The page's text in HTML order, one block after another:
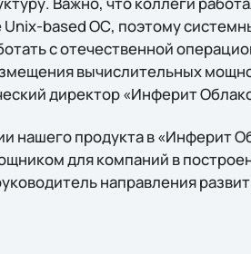
based ОС, поэтому
с отечественной
вычислительных
директор «Инферит
нашего продукта в «Инферит
для компаний в
направления